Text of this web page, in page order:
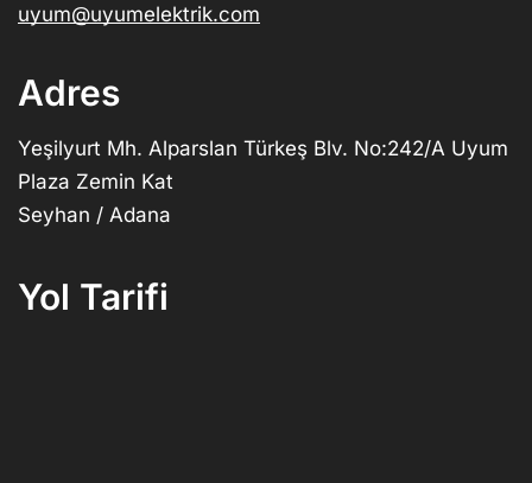
uyum@uyumelektrik.com
Adres
Yeşilyurt Mh. Alparslan Türkeş Blv. No:242/A Uyum
Plaza Zemin Kat
Seyhan / Adana
Yol Tarifi